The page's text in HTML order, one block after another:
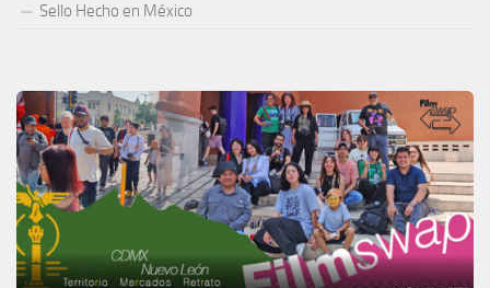
Sello Hecho en México